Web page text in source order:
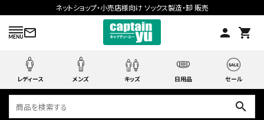
ネットショップ・小売店様向け ソックス製造・卸 販売
mail_outline person shopping_cart
レディース メンズ キッズ 日用品 セール
search